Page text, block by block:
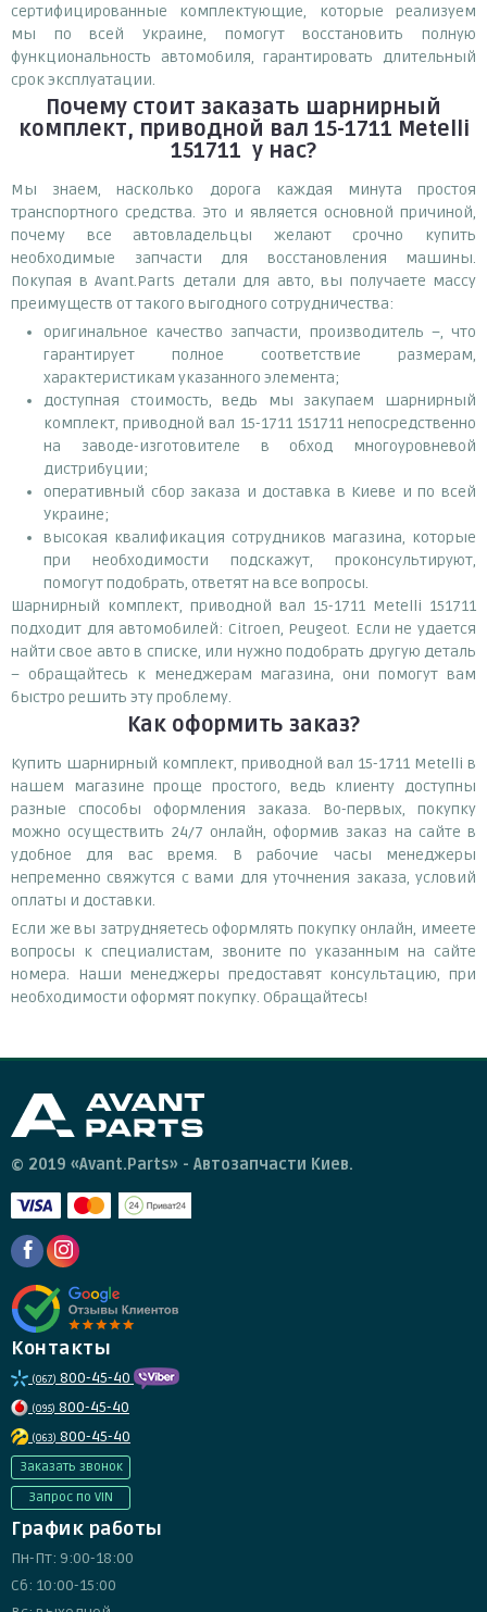
сертифицированные комплектующие, которые реализуем
мы по всей Украине, помогут восстановить полную
функциональность автомобиля, гарантировать длительный
срок эксплуатации.
Почему стоит заказать шарнирный
комплект, приводной вал 15-1711 Metelli
151711 у нас?
Мы знаем, насколько дорога каждая минута простоя
транспортного средства. Это и является основной причиной,
почему все автовладельцы желают срочно купить
необходимые запчасти для восстановления машины.
Покупая в Avant.Parts детали для авто, вы получаете массу
преимуществ от такого выгодного сотрудничества:
оригинальное качество запчасти, производитель –, что
гарантирует полное соответствие размерам,
характеристикам указанного элемента;
доступная стоимость, ведь мы закупаем шарнирный
комплект, приводной вал 15-1711 151711 непосредственно
на заводе-изготовителе в обход многоуровневой
дистрибуции;
оперативный сбор заказа и доставка в Киеве и по всей
Украине;
высокая квалификация сотрудников магазина, которые
при необходимости подскажут, проконсультируют,
помогут подобрать, ответят на все вопросы.
Шарнирный комплект, приводной вал 15-1711 Metelli 151711
подходит для автомобилей: Citroen, Peugeot. Если не удается
найти свое авто в списке, или нужно подобрать другую деталь
– обращайтесь к менеджерам магазина, они помогут вам
быстро решить эту проблему.
Как оформить заказ?
Купить шарнирный комплект, приводной вал 15-1711 Metelli в
нашем магазине проще простого, ведь клиенту доступны
разные способы оформления заказа. Во-первых, покупку
можно осуществить 24/7 онлайн, оформив заказ на сайте в
удобное для вас время. В рабочие часы менеджеры
непременно свяжутся с вами для уточнения заказа, условий
оплаты и доставки.
Если же вы затрудняетесь оформлять покупку онлайн, имеете
вопросы к специалистам, звоните по указанным на сайте
номера. Наши менеджеры предоставят консультацию, при
необходимости оформят покупку. Обращайтесь!
© 2019 «Avant.Parts» - Автозапчасти Киев.
Контакты
(067) 800-45-40
(095) 800-45-40
(063) 800-45-40
Заказать звонок
Запрос по VIN
График работы
Пн-Пт: 9:00-18:00
Сб: 10:00-15:00